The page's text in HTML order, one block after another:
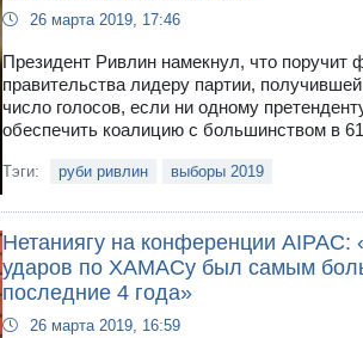
26 марта 2019, 17:46
Президент Ривлин намекнул, что поручит
правительства лидеру партии,
число голосов, если ни одному
обеспечить коалицию с большинством в
Тэги: руби ривлин выборы 2019
Нетаниягу на конференции AIPAC:
ударов по ХАМАСу был самым
последние 4 года»
26 марта 2019, 16:59